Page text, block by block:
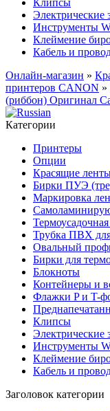
Клипсы
Электрические
Инструменты
Клеймение
Кабель и
Онлайн-магазин »
принтеров CANON »
(риббон) Оригинал
Категории
Принтеры
Опции
Красящие
Бирки ПУЭ
Маркировка
Трубка ПВХ
Овальный
Бирки для
Блокноты
Контейнеры и
Флажки P и T-
Клипсы
Электрические
Инструменты
Клеймение
Кабель и
Заголовок категории